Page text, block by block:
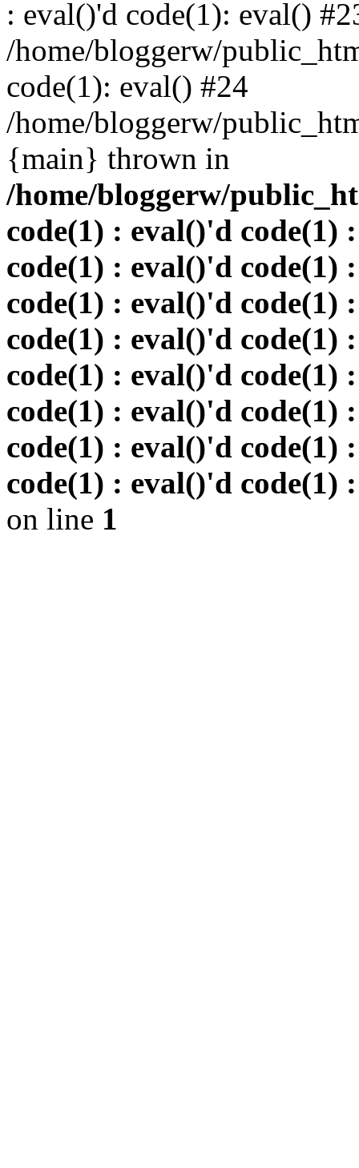
: eval()'d code(1): eval()
/home/bloggerw/
code(1): eval() #24
/home/bloggerw/
{main} thrown in
/home/bloggerw/
code(1) : eval()'d code(1)
code(1) : eval()'d code(1)
code(1) : eval()'d code(1)
code(1) : eval()'d code(1)
code(1) : eval()'d code(1)
code(1) : eval()'d code(1)
code(1) : eval()'d code(1)
code(1) : eval()'d code(1)
on line 1